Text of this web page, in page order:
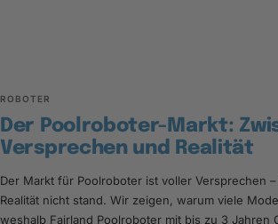
ROBOTER
Der Poolroboter-Markt:
Versprechen und Realität
Der Markt für Poolroboter ist voller Versprechen
Realität nicht stand. Wir zeigen, warum viele
weshalb Fairland Poolroboter mit bis zu 3 Jahren